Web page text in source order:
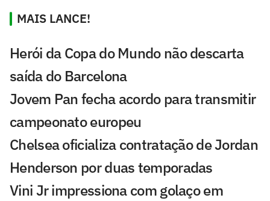
MAIS LANCE!
Herói da Copa do Mundo não descarta
saída do Barcelona
Jovem Pan fecha acordo para transmitir
campeonato europeu
Chelsea oficializa contratação de Jordan
Henderson por duas temporadas
Vini Jr impressiona com golaço em